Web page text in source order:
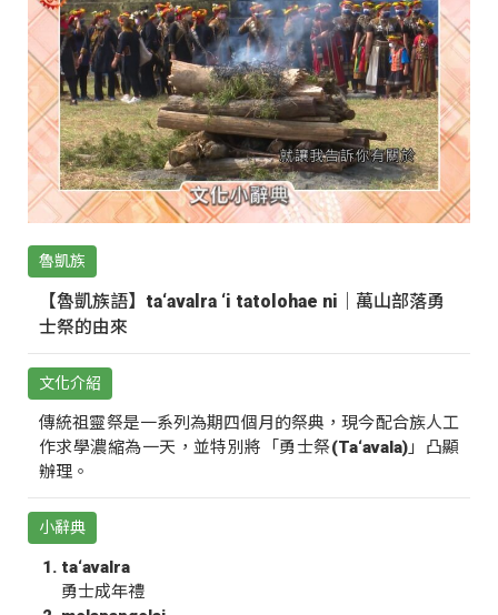
魯凱族
【魯凱族語】ta‘avalra ‘i tatolohae ni｜萬山部落勇
士祭的由來
文化介紹
傳統祖靈祭是一系列為期四個月的祭典，現今配合族人工
作求學濃縮為一天，並特別將「勇士祭(Ta‘avala)」凸顯
辦理。
小辭典
ta‘avalra
勇士成年禮